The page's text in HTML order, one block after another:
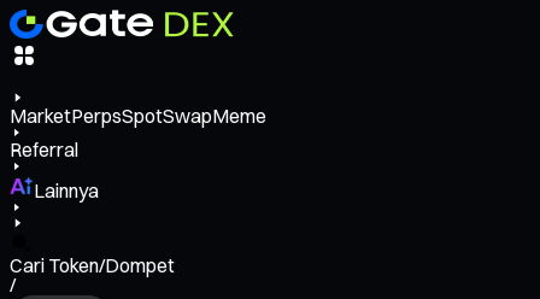
MarketPerpsSpotSwapMeme
Referral
Lainnya
Cari Token/Dompet
/